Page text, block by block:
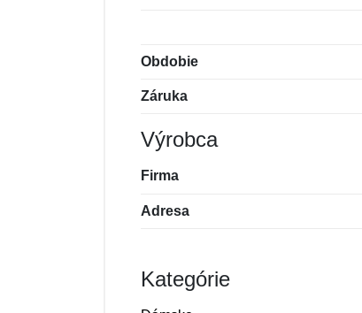
Obdobie
Záruka
Výrobca
Firma
Adresa
Kategórie